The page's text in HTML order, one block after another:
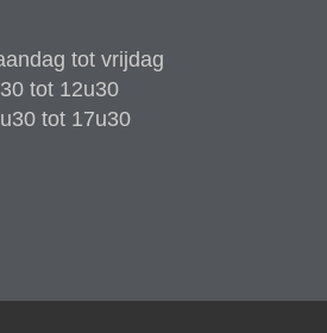
tot vrijdag
tot 12u30
tot 17u30